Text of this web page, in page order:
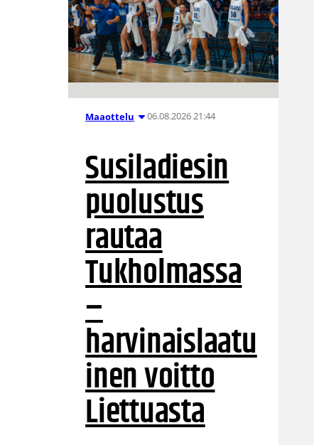
Maaottelu 06.08.2026 21:44
Susiladiesin
puolustus
rautaa
Tukholmassa
–
harvinaislaatu
inen voitto
Liettuasta